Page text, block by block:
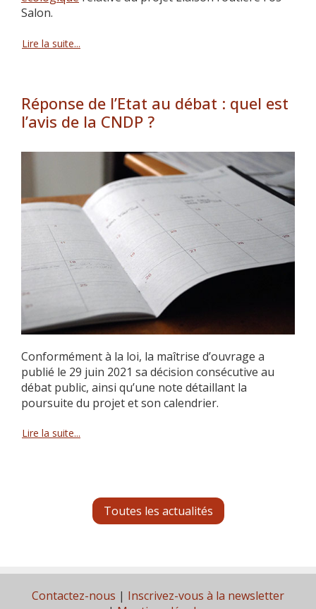
Salon.
Lire la suite...
Réponse de l’Etat au débat : quel est
l’avis de la CNDP ?
Conformément à la loi, la maîtrise d’ouvrage a
publié le 29 juin 2021 sa décision consécutive au
débat public, ainsi qu’une note détaillant la
poursuite du projet et son calendrier.
Lire la suite...
Toutes les actualités
Contactez-nous | Inscrivez-vous à la newsletter